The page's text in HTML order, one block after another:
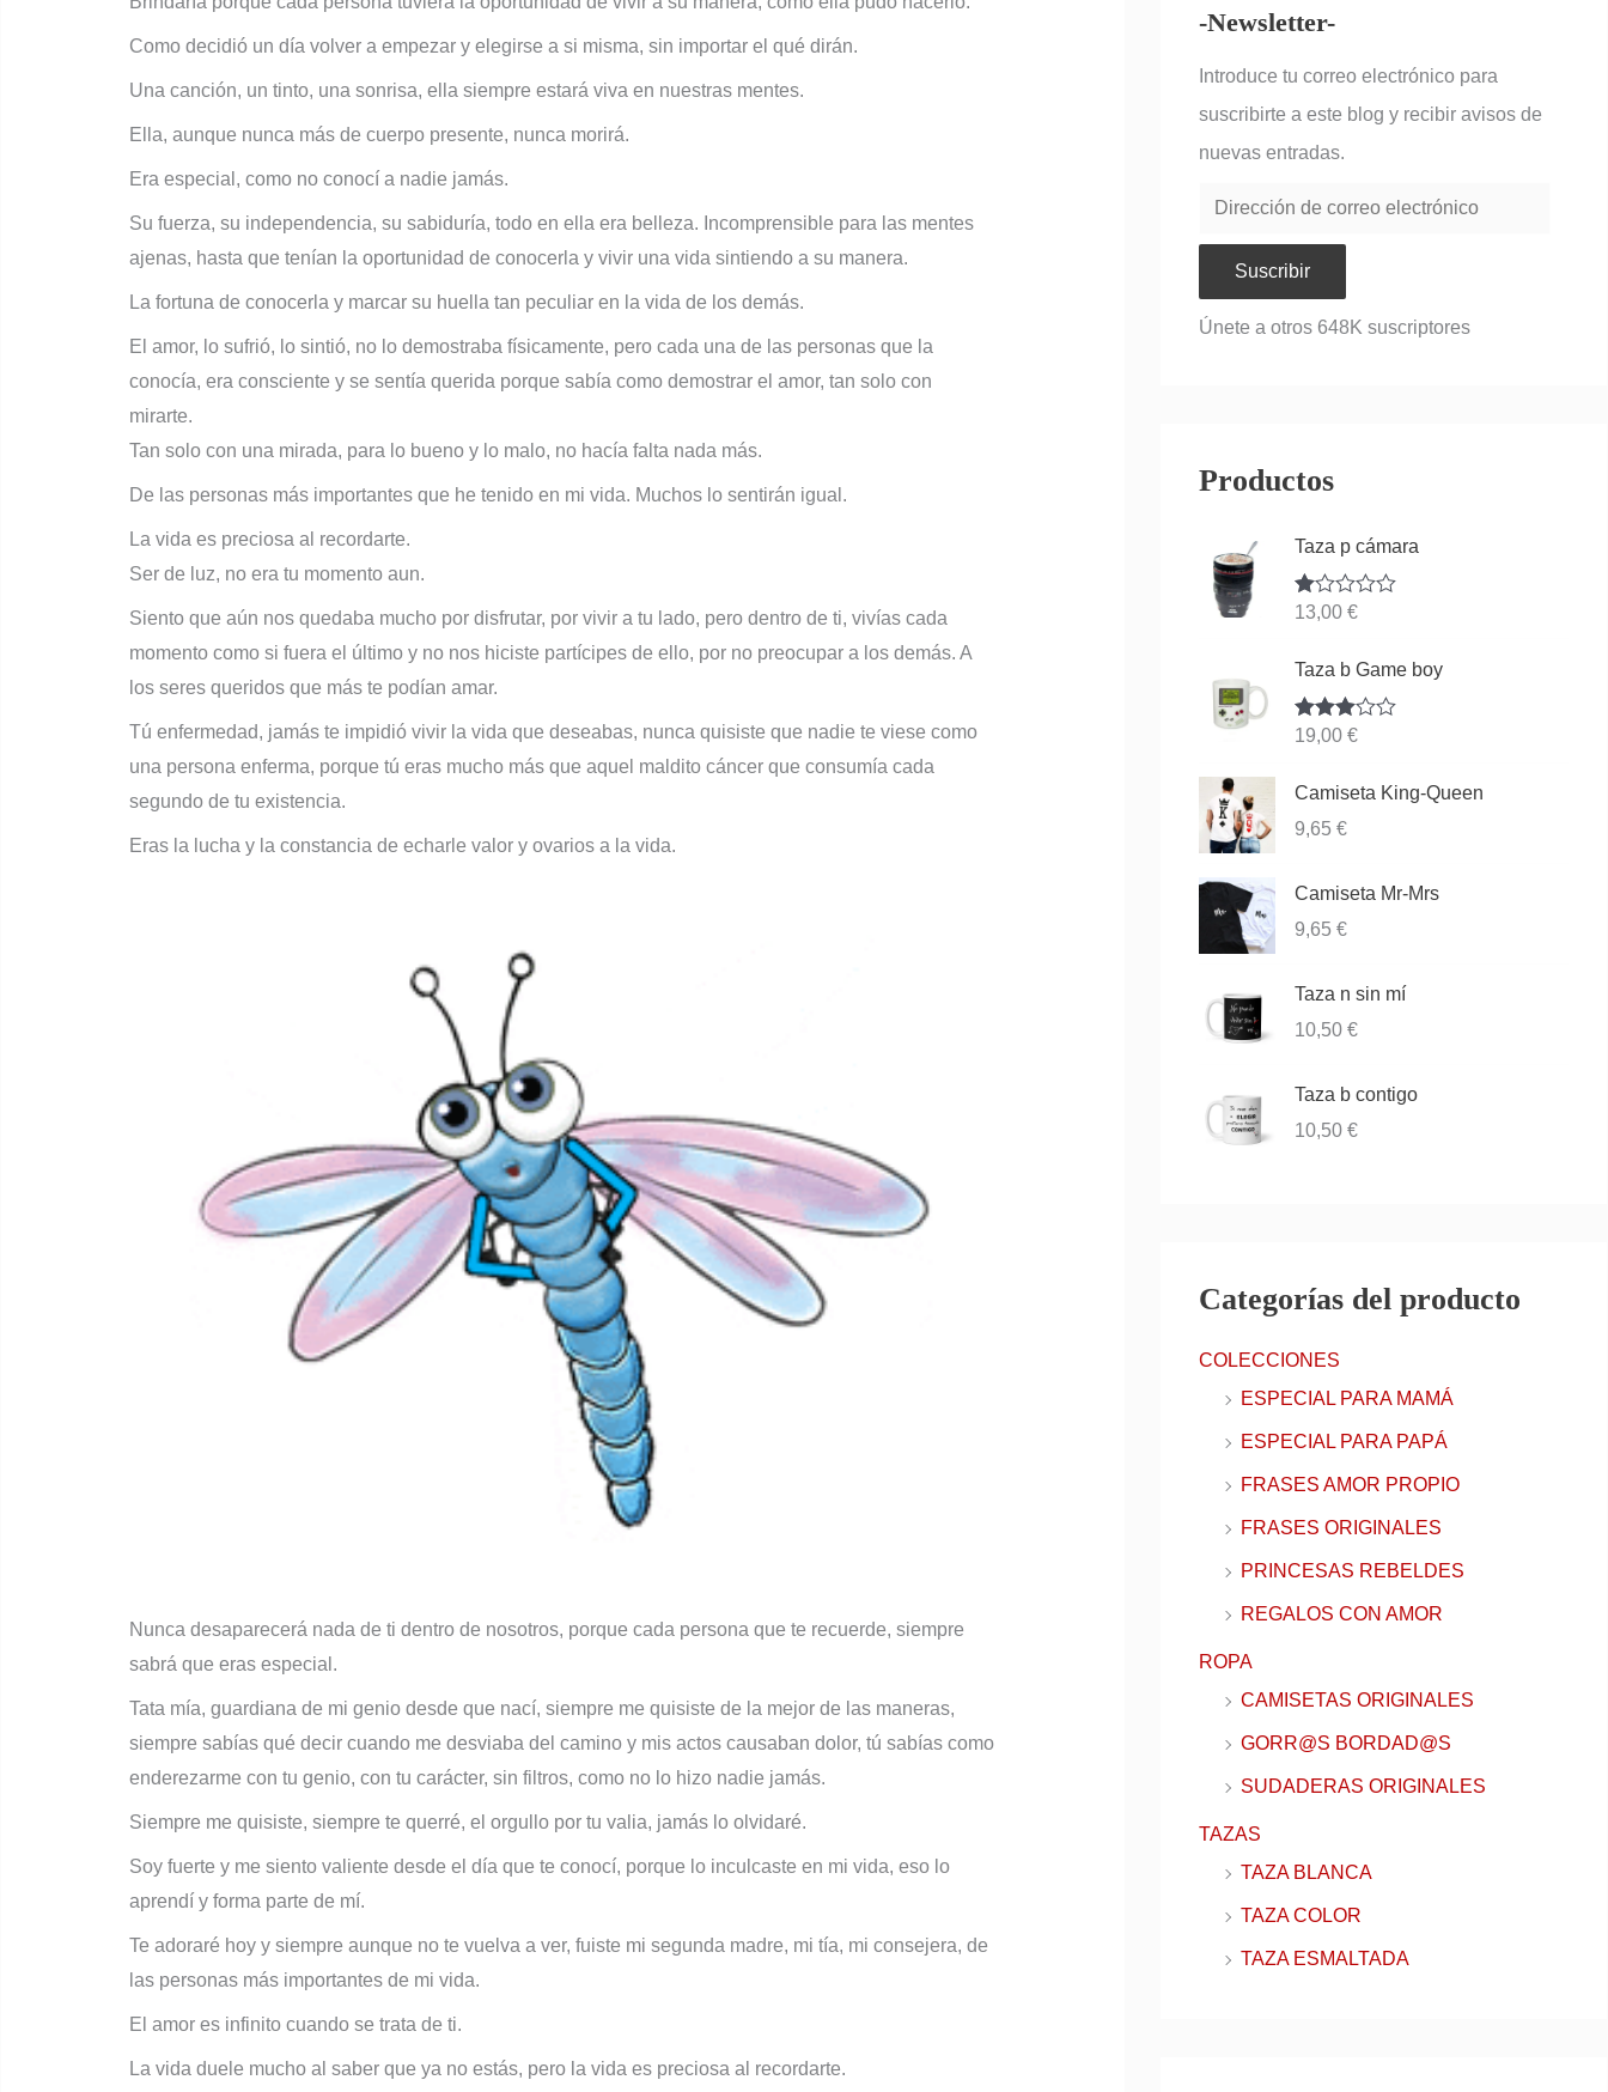
Como decidió un día volver a empezar y elegirse a si misma, sin importar el qué dirán.
Una canción, un tinto, una sonrisa, ella siempre estará viva en nuestras mentes.
Ella, aunque nunca más de cuerpo presente, nunca morirá.
Era especial, como no conocí a nadie jamás.
Su fuerza, su independencia, su sabiduría, todo en ella era belleza. Incomprensible para las mentes
ajenas, hasta que tenían la oportunidad de conocerla y vivir una vida sintiendo a su manera.
La fortuna de conocerla y marcar su huella tan peculiar en la vida de los demás.
El amor, lo sufrió, lo sintió, no lo demostraba físicamente, pero cada una de las personas que la
conocía, era consciente y se sentía querida porque sabía como demostrar el amor, tan solo con
mirarte.
Tan solo con una mirada, para lo bueno y lo malo, no hacía falta nada más.
De las personas más importantes que he tenido en mi vida. Muchos lo sentirán igual.
La vida es preciosa al recordarte.
Ser de luz, no era tu momento aun.
Siento que aún nos quedaba mucho por disfrutar, por vivir a tu lado, pero dentro de ti, vivías cada
momento como si fuera el último y no nos hiciste partícipes de ello, por no preocupar a los demás. A
los seres queridos que más te podían amar.
Tú enfermedad, jamás te impidió vivir la vida que deseabas, nunca quisiste que nadie te viese como
una persona enferma, porque tú eras mucho más que aquel maldito cáncer que consumía cada
segundo de tu existencia.
Eras la lucha y la constancia de echarle valor y ovarios a la vida.
Nunca desaparecerá nada de ti dentro de nosotros, porque cada persona que te recuerde, siempre
sabrá que eras especial.
Tata mía, guardiana de mi genio desde que nací, siempre me quisiste de la mejor de las maneras,
siempre sabías qué decir cuando me desviaba del camino y mis actos causaban dolor, tú sabías como
enderezarme con tu genio, con tu carácter, sin filtros, como no lo hizo nadie jamás.
Siempre me quisiste, siempre te querré, el orgullo por tu valia, jamás lo olvidaré.
Soy fuerte y me siento valiente desde el día que te conocí, porque lo inculcaste en mi vida, eso lo
aprendí y forma parte de mí.
Te adoraré hoy y siempre aunque no te vuelva a ver, fuiste mi segunda madre, mi tía, mi consejera, de
las personas más importantes de mi vida.
El amor es infinito cuando se trata de ti.
La vida duele mucho al saber que ya no estás, pero la vida es preciosa al recordarte.
-Newsletter-
Introduce tu correo electrónico para
suscribirte a este blog y recibir avisos de
nuevas entradas.
Suscribir
Únete a otros 648K suscriptores
Productos
Taza p cámara
Va
o
n
1.
00
5
13,00€
Taza b Game boy
Valorado
19,00€
Camiseta King-Queen
9,65€
Camiseta Mr-Mrs
9,65€
Taza n sin mí
10,50€
Taza b contigo
10,50€
Categorías del producto
COLECCIONES
ESPECIAL PARA MAMÁ
ESPECIAL PARA PAPÁ
FRASES AMOR PROPIO
FRASES ORIGINALES
PRINCESAS REBELDES
REGALOS CON AMOR
ROPA
CAMISETAS ORIGINALES
GORR@S BORDAD@S
SUDADERAS ORIGINALES
TAZAS
TAZA BLANCA
TAZA COLOR
TAZA ESMALTADA